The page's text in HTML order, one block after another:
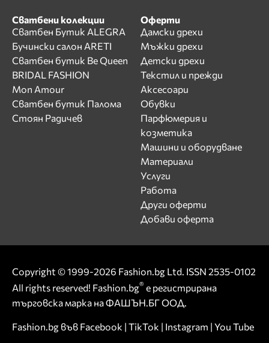
Сватбени колекции
Сватбен Бутик ALEGRA
Бучински салон ARETI
Сватбен бутик Be Queen
BRIDAL FASHION
Mon Amour
Сватбен бутик Палома
Стоян Радичев
Оферти
Дамски дрехи
Мъжки дрехи
Детски дрехи
Текстил и прежди
Аксесоари
Обувки
Парфюмерия и
козметика
Машини и оборудване
Материали
Услуги
Работа
Други оферти
Добави оферта
Copyright © 1999-2026 Fashion.bg Ltd. ISSN 2535-0102
All rights reserved! Fashion.bg® е регистрирана
търговска марка на ФАШЪН.БГ ООД.
Fashion.bg във Facebook | TikTok | Instagram | You Tube